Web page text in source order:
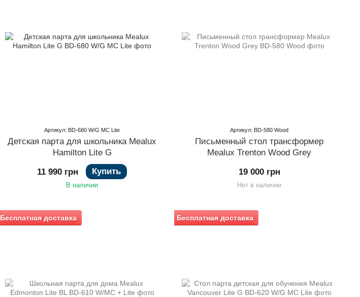
Артикул: BD-680 W/G MC Lite
Детская парта для школьника Mealux
Hamilton Lite G
11 990 грн Купить
В наличии
Артикул: BD-580 Wood
Письменный стол трансформер
Mealux Trenton Wood Grey
19 000 грн
Нет в наличии
Бесплатная доставка Бесплатная доставка